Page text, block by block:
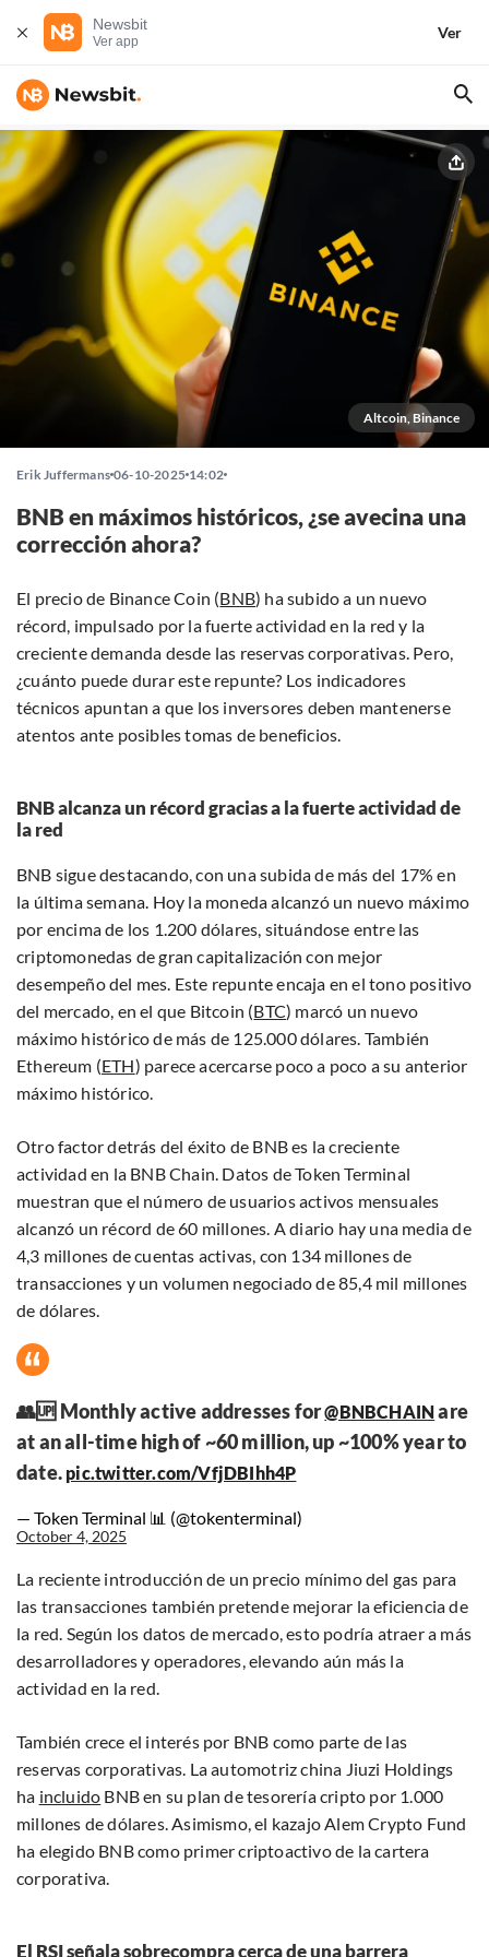
Newsbit
Ver app
Ver
Altcoin, Binance
Erik Juffermans 06-10-2025 14:02
BNB en máximos históricos, ¿se avecina una
corrección ahora?
El precio de Binance Coin (BNB) ha subido a un nuevo
récord, impulsado por la fuerte actividad en la red y la
creciente demanda desde las reservas corporativas. Pero,
¿cuánto puede durar este repunte? Los indicadores
técnicos apuntan a que los inversores deben mantenerse
atentos ante posibles tomas de beneficios.
BNB alcanza un récord gracias a la fuerte actividad de
la red
BNB sigue destacando, con una subida de más del 17% en
la última semana. Hoy la moneda alcanzó un nuevo máximo
por encima de los 1.200 dólares, situándose entre las
criptomonedas de gran capitalización con mejor
desempeño del mes. Este repunte encaja en el tono positivo
del mercado, en el que Bitcoin (BTC) marcó un nuevo
máximo histórico de más de 125.000 dólares. También
Ethereum (ETH) parece acercarse poco a poco a su anterior
máximo histórico.
Otro factor detrás del éxito de BNB es la creciente
actividad en la BNB Chain. Datos de Token Terminal
muestran que el número de usuarios activos mensuales
alcanzó un récord de 60 millones. A diario hay una media de
4,3 millones de cuentas activas, con 134 millones de
transacciones y un volumen negociado de 85,4 mil millones
de dólares.
👥🆙 Monthly active addresses for@BNBCHAINare
at an all-time high of ~60 million, up ~100% year to
date. pic.twitter.com/VfjDBIhh4P
— Token Terminal 📊 (@tokenterminal)
October 4, 2025
La reciente introducción de un precio mínimo del gas para
las transacciones también pretende mejorar la eficiencia de
la red. Según los datos de mercado, esto podría atraer a más
desarrolladores y operadores, elevando aún más la
actividad en la red.
También crece el interés por BNB como parte de las
reservas corporativas. La automotriz china Jiuzi Holdings
ha incluido BNB en su plan de tesorería cripto por 1.000
millones de dólares. Asimismo, el kazajo Alem Crypto Fund
ha elegido BNB como primer criptoactivo de la cartera
corporativa.
El RSI señala sobrecompra cerca de una barrera